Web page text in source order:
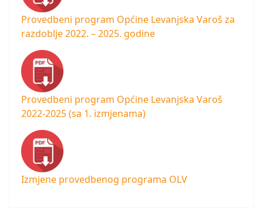
Provedbeni program Općine Levanjska Varoš za
razdoblje 2022. – 2025. godine
Provedbeni program Općine Levanjska Varoš
2022-2025 (sa 1. izmjenama)
Izmjene provedbenog programa OLV